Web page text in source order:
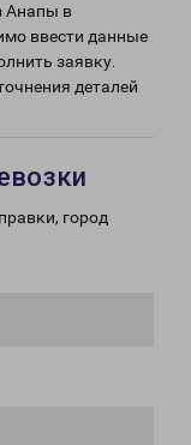
Анапы в
ввести данные
заявку.
деталей
город